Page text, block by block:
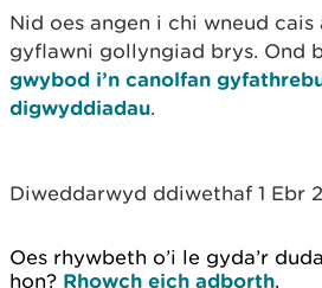
Nid oes angen i chi wneud cais
gyflawni gollyngiad brys. Ond
gwybod i’n canolfan
digwyddiadau.
Diweddarwyd ddiwethaf 1 Ebr
Oes rhywbeth o’i le gyda’r
hon? Rhowch eich adborth.